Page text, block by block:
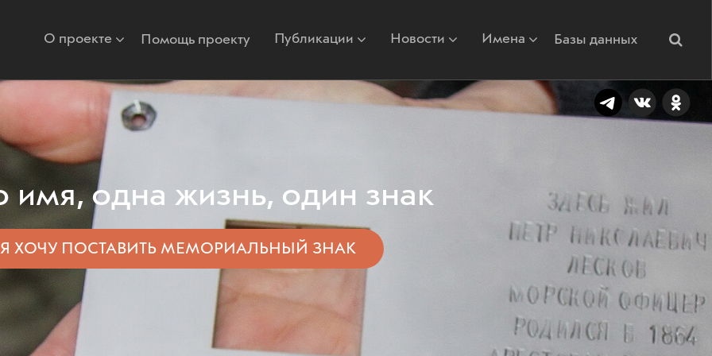
О проекте Помощь проекту Публикации Новости Имена Базы данных
одна жизнь, один знак
Я ХОЧУ ПОСТАВИТЬ МЕМОРИАЛЬНЫЙ ЗНАК